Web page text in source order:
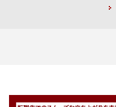
-会計事務所、コンサルティ